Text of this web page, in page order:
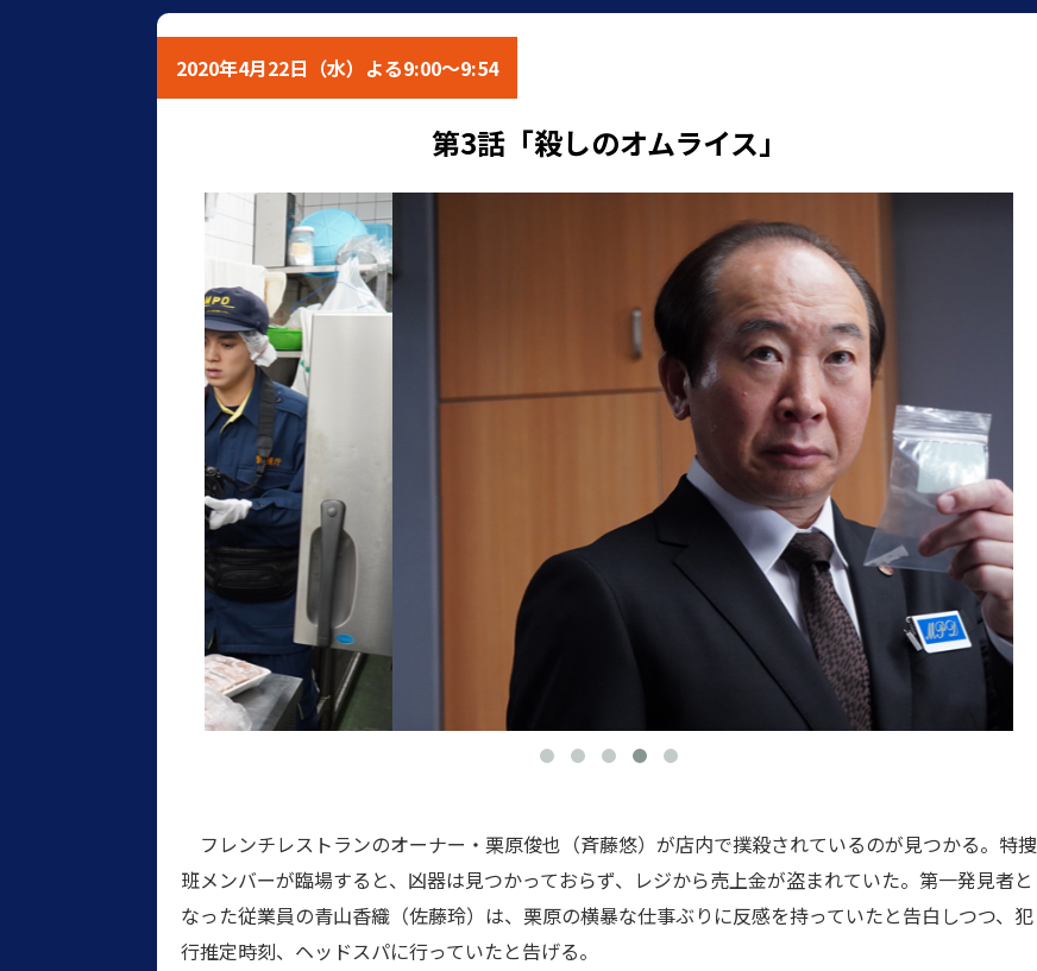
2020年4月22日（水）よる9:00～9:54
第3話「殺しのオムライス」
フレンチレストランのオーナー・栗原俊也（斉藤悠）が店内で撲殺されているのが見つかる。特捜
班メンバーが臨場すると、凶器は見つかっておらず、レジから売上金が盗まれていた。第一発見者と
なった従業員の青山香織（佐藤玲）は、栗原の横暴な仕事ぶりに反感を持っていたと告白しつつ、犯
行推定時刻、ヘッドスパに行っていたと告げる。